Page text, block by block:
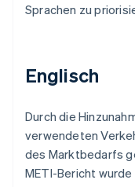
Sprachen zu
Englisch
Durch die
verwendeten
des Marktbedarfs
METI-Bericht